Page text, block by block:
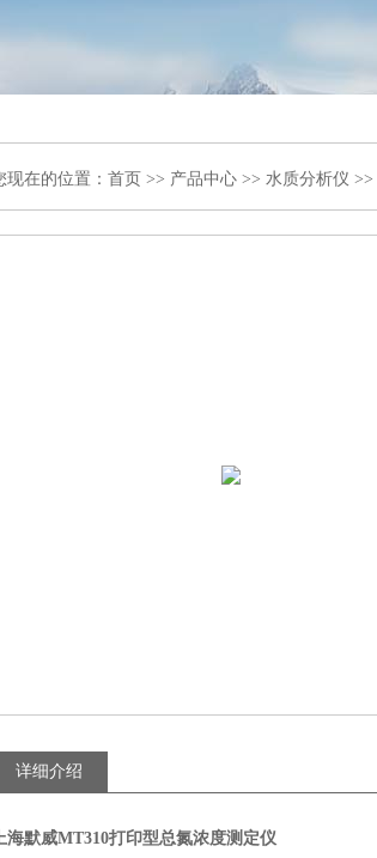
现在的位置： 首页 >> 产品中心 >> 水质分析仪 >>
详细介绍
海默威MT310打印型总氮浓度测定仪